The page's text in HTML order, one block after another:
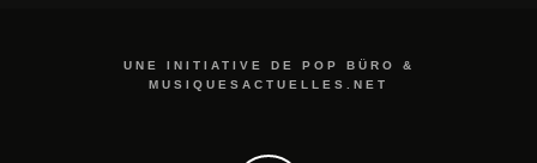
UNE INITIATIVE DE POP BÜRO &
MUSIQUESACTUELLES.NET